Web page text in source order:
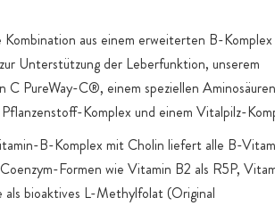
aus einem erweiterten B-Komplex
Unterstützung der Leberfunktion, unserem
C PureWay-C®, einem speziellen
Komplex und einem Vitalpilz-
B-Komplex mit Cholin liefert alle B-
Formen wie Vitamin B2 als R5P,
als bioaktives L-Methylfolat (Original